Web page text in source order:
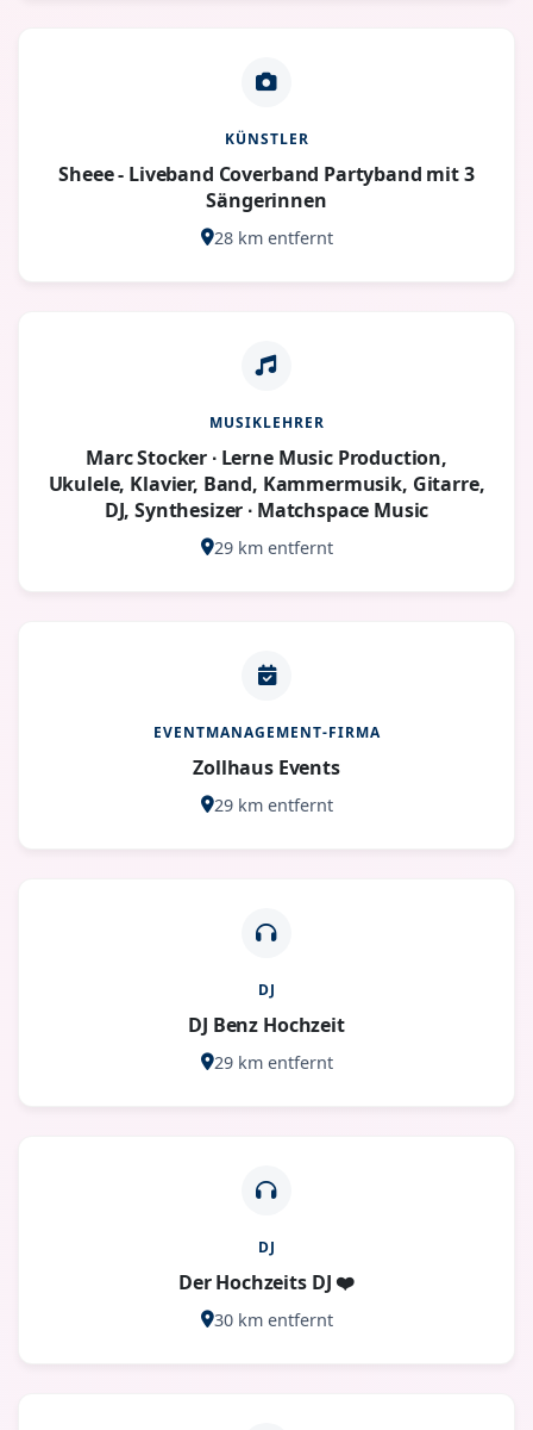
KÜNSTLER
Sheee - Liveband Coverband Partyband mit 3
Sängerinnen
28 km entfernt
MUSIKLEHRER
Marc Stocker ∙ Lerne Music Production,
Ukulele, Klavier, Band, Kammermusik, Gitarre,
DJ, Synthesizer ∙ Matchspace Music
29 km entfernt
EVENTMANAGEMENT-FIRMA
Zollhaus Events
29 km entfernt
DJ
DJ Benz Hochzeit
29 km entfernt
DJ
Der Hochzeits DJ ❤️
30 km entfernt